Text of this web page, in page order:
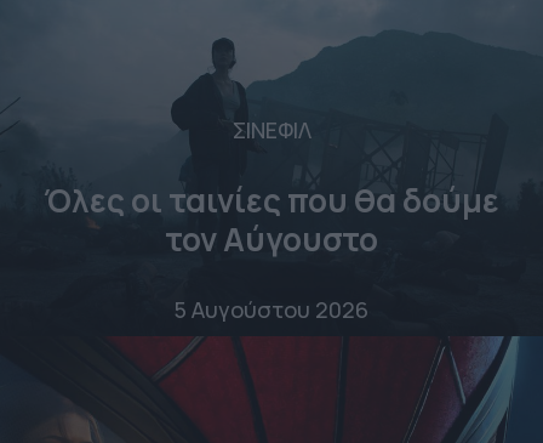
ΣΙΝΕΦΙΛ
Όλες οι ταινίες που θα δούμε
τον Αύγουστο
5 Αυγούστου 2026